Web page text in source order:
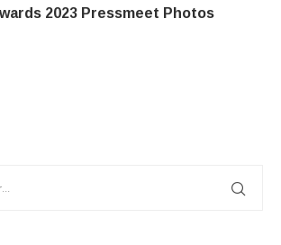
2023 Pressmeet Photos